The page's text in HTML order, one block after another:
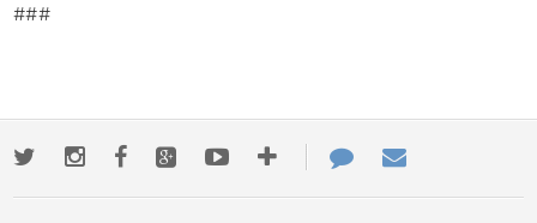
###
TwitterInstagramFacebookGoogle+YoutubeMore
ways
Contact
Us